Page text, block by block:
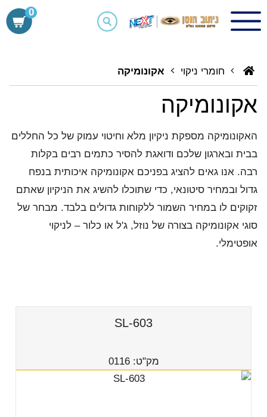
0
חומרי ניקוי אקונומיקה
אקונומיקה
האקונומיקה מספקת ניקיון מלא וחיטוי עמוק של כל החללים
בבית ובארגון שלכם ודואגת להסיר כתמים רבים בקלות
רבה. אנו גאים להציג בפניכם אקונומיקה איכותית בנפח
גדול ובמחיר סיטונאי, כדי שתוכלו להשיג את הניקיון שאתם
זקוקים לו במחיר השמור ללקוחות גדולים בלבד. מבחר של
סוגי אקונומיקה בצורה של נוזל, ג'ל או כלור – לניקוי
אופטימלי.
SL-603
מק"ט: 0116